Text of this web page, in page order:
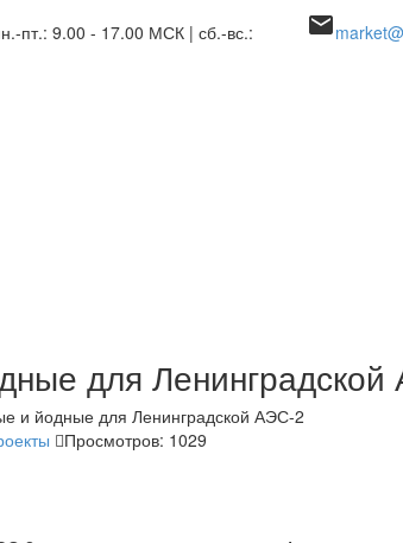
пт.: 9.00 - 17.00 МСК | сб.-вс.:
email
для
Просмотров: 1029